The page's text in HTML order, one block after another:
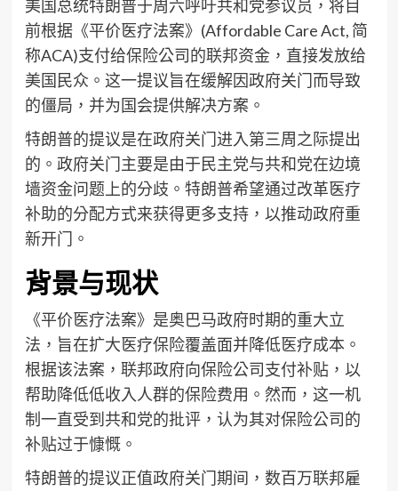
美国总统特朗普于周六呼吁共和党参议员，将目
前根据《平价医疗法案》(Affordable Care Act, 简
称ACA)支付给保险公司的联邦资金，直接发放给
美国民众。这一提议旨在缓解因政府关门而导致
的僵局，并为国会提供解决方案。
特朗普的提议是在政府关门进入第三周之际提出
的。政府关门主要是由于民主党与共和党在边境
墙资金问题上的分歧。特朗普希望通过改革医疗
补助的分配方式来获得更多支持，以推动政府重
新开门。
背景与现状
《平价医疗法案》是奥巴马政府时期的重大立
法，旨在扩大医疗保险覆盖面并降低医疗成本。
根据该法案，联邦政府向保险公司支付补贴，以
帮助降低低收入人群的保险费用。然而，这一机
制一直受到共和党的批评，认为其对保险公司的
补贴过于慷慨。
特朗普的提议正值政府关门期间，数百万联邦雇